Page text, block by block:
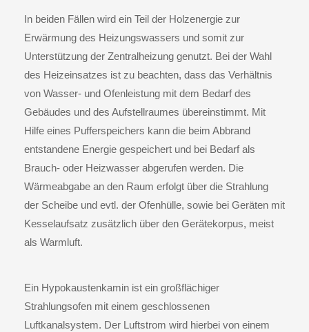
In beiden Fällen wird ein Teil der Holzenergie zur
Erwärmung des Heizungswassers und somit zur
Unterstützung der Zentralheizung genutzt. Bei der Wahl
des Heizeinsatzes ist zu beachten, dass das Verhältnis
von Wasser- und Ofenleistung mit dem Bedarf des
Gebäudes und des Aufstellraumes übereinstimmt. Mit
Hilfe eines Pufferspeichers kann die beim Abbrand
entstandene Energie gespeichert und bei Bedarf als
Brauch- oder Heizwasser abgerufen werden. Die
Wärmeabgabe an den Raum erfolgt über die Strahlung
der Scheibe und evtl. der Ofenhülle, sowie bei Geräten mit
Kesselaufsatz zusätzlich über den Gerätekorpus, meist
als Warmluft.
Ein Hypokaustenkamin ist ein großflächiger
Strahlungsofen mit einem geschlossenen
Luftkanalsystem. Der Luftstrom wird hierbei von einem